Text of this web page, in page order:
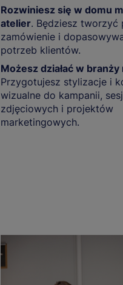
Rozwiniesz się w domu
atelier. Będziesz tworzyć
zamówienie i
potrzeb klientów.
Możesz działać w
Przygotujesz stylizacje i
wizualne do kampanii,
zdjęciowych i projektów
marketingowych.